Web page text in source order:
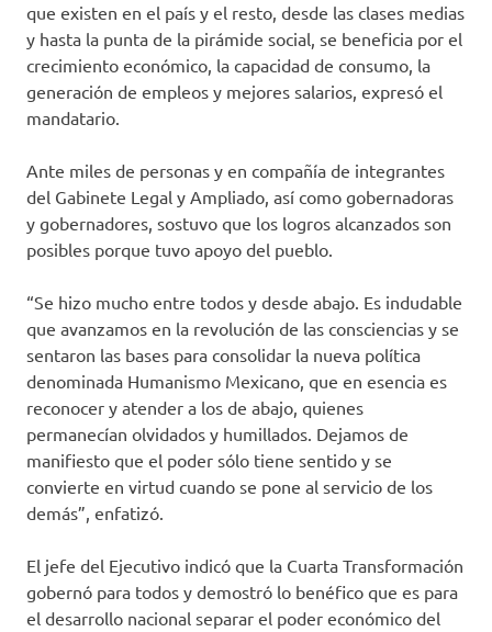
que existen en el país y el resto, desde las clases medias
y hasta la punta de la pirámide social, se beneficia por el
crecimiento económico, la capacidad de consumo, la
generación de empleos y mejores salarios, expresó el
mandatario.
Ante miles de personas y en compañía de integrantes
del Gabinete Legal y Ampliado, así como gobernadoras
y gobernadores, sostuvo que los logros alcanzados son
posibles porque tuvo apoyo del pueblo.
“Se hizo mucho entre todos y desde abajo. Es indudable
que avanzamos en la revolución de las consciencias y se
sentaron las bases para consolidar la nueva política
denominada Humanismo Mexicano, que en esencia es
reconocer y atender a los de abajo, quienes
permanecían olvidados y humillados. Dejamos de
manifiesto que el poder sólo tiene sentido y se
convierte en virtud cuando se pone al servicio de los
demás”, enfatizó.
El jefe del Ejecutivo indicó que la Cuarta Transformación
gobernó para todos y demostró lo benéfico que es para
el desarrollo nacional separar el poder económico del